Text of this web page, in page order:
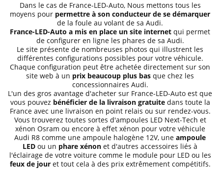
Dans le cas de France-LED-Auto, Nous mettons tous les
moyens pour permettre à son conducteur de se démarquer
de la foule au volant de sa Audi.
France-LED-Auto a mis en place un site internet qui permet
de configurer en ligne les phares de sa Audi.
Le site présente de nombreuses photos qui illustrent les
différentes configurations possibles pour votre véhicule.
Chaque configuration peut être achetée directement sur son
site web à un prix beaucoup plus bas que chez les
concessionnaires Audi.
L'un des gros avantage d'acheter sur France-LED-Auto est que
vous pouvez bénéficier de la livraison gratuitedans toute la
France avec une livraison en point relais ou sur rendez-vous.
Vous trouverez toutes sortes d'ampoules LED Next-Tech et
xénon Osram ou encore à effet xénon pour votre véhicule
Audi R8 comme une ampoule halogène 12V, une ampoule
LED ou un phare xénon et d'autres accessoires liés à
l'éclairage de votre voiture comme le module pour LED ou les
feux de jouret tout cela à des prix extrêmement compétitifs.